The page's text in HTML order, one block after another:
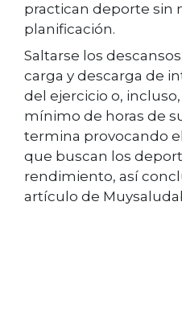
practican deporte sin
planificación.
Saltarse los
carga y descarga de
del ejercicio o,
mínimo de horas de
termina provocando
que buscan los
rendimiento, así
artículo de